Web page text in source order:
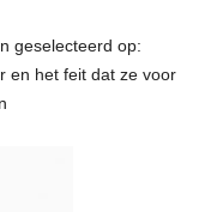
geselecteerd op:
en het feit dat ze voor